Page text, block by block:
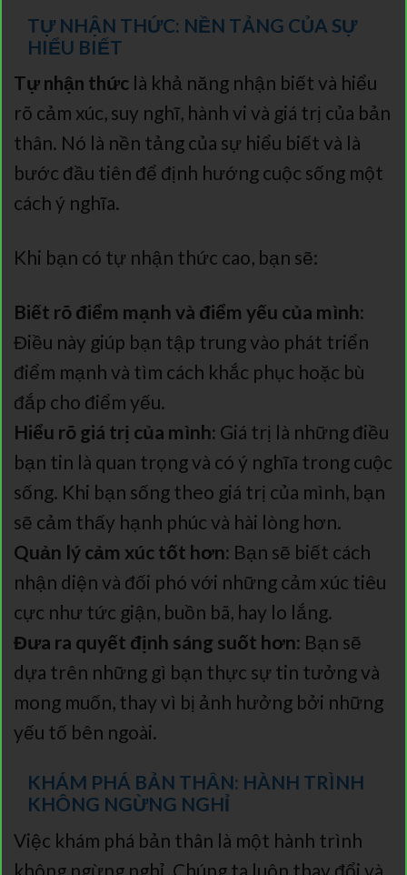
TỰ NHẬN THỨC: NỀN TẢNG CỦA SỰ
HIỂU BIẾT
Tự nhận thức là khả năng nhận biết và hiểu
rõ cảm xúc, suy nghĩ, hành vi và giá trị của bản
thân. Nó là nền tảng của sự hiểu biết và là
bước đầu tiên để định hướng cuộc sống một
cách ý nghĩa.
Khi bạn có tự nhận thức cao, bạn sẽ:
Biết rõ điểm mạnh và điểm yếu của mình:
Điều này giúp bạn tập trung vào phát triển
điểm mạnh và tìm cách khắc phục hoặc bù
đắp cho điểm yếu.
Hiểu rõ giá trị của mình: Giá trị là những điều
bạn tin là quan trọng và có ý nghĩa trong cuộc
sống. Khi bạn sống theo giá trị của mình, bạn
sẽ cảm thấy hạnh phúc và hài lòng hơn.
Quản lý cảm xúc tốt hơn: Bạn sẽ biết cách
nhận diện và đối phó với những cảm xúc tiêu
cực như tức giận, buồn bã, hay lo lắng.
Đưa ra quyết định sáng suốt hơn: Bạn sẽ
dựa trên những gì bạn thực sự tin tưởng và
mong muốn, thay vì bị ảnh hưởng bởi những
yếu tố bên ngoài.
KHÁM PHÁ BẢN THÂN: HÀNH TRÌNH
KHÔNG NGỪNG NGHỈ
Việc khám phá bản thân là một hành trình
không ngừng nghỉ. Chúng ta luôn thay đổi và